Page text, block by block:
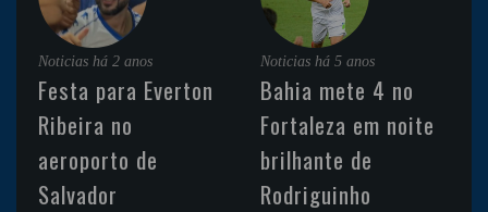
Noticias há 2 anos
Festa para Everton
Ribeira no
aeroporto de
Salvador
Noticias há 5 anos
Bahia mete 4 no
Fortaleza em noite
brilhante de
Rodriguinho